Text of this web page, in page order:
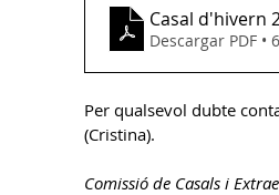
Casal d'hivern
Descargar PDF •
Per qualsevol dubte
(Cristina).
Comissió de Casals i